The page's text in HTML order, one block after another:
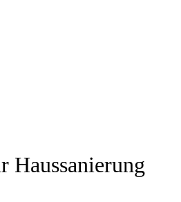
Haussanierung